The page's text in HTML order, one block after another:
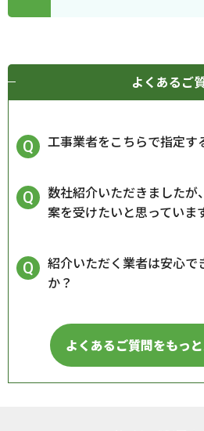
よくあるご
工事業者をこちらで指定す
数社紹介いただきましたが
案を受けたいと思っていま
紹介いただく業者は安心で
か？
よくあるご質問をもっ